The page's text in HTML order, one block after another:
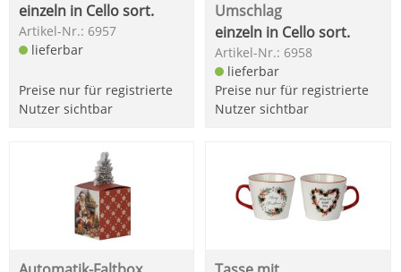
einzeln in Cello sort.
Artikel-Nr.: 6957
lieferbar
Preise nur für registrierte
Nutzer sichtbar
Umschlag
einzeln in Cello sort.
Artikel-Nr.: 6958
lieferbar
Preise nur für registrierte
Nutzer sichtbar